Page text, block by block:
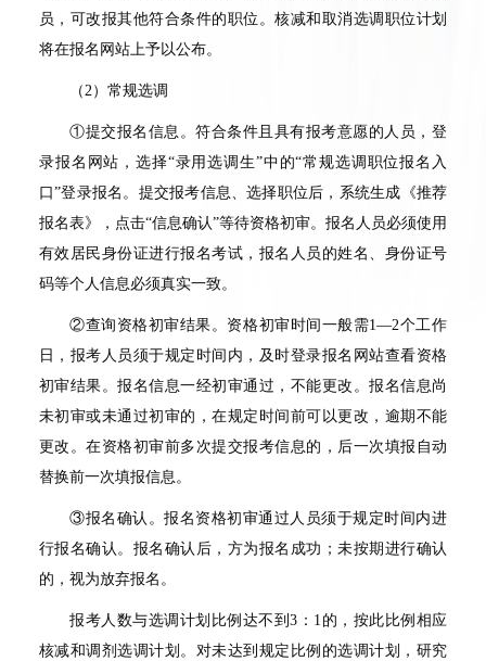
员，可改报其他符合条件的职位。核减和取消选调职位计划
将在报名网站上予以公布。
（2）常规选调
①提交报名信息。符合条件且具有报考意愿的人员，登
录报名网站，选择“录用选调生”中的“常规选调职位报名入
口”登录报名。提交报考信息、选择职位后，系统生成《推荐
报名表》，点击“信息确认”等待资格初审。报名人员必须使用
有效居民身份证进行报名考试，报名人员的姓名、身份证号
码等个人信息必须真实一致。
②查询资格初审结果。资格初审时间一般需1—2个工作
日，报考人员须于规定时间内，及时登录报名网站查看资格
初审结果。报名信息一经初审通过，不能更改。报名信息尚
未初审或未通过初审的，在规定时间前可以更改，逾期不能
更改。在资格初审前多次提交报考信息的，后一次填报自动
替换前一次填报信息。
③报名确认。报名资格初审通过人员须于规定时间内进
行报名确认。报名确认后，方为报名成功；未按期进行确认
的，视为放弃报名。
报考人数与选调计划比例达不到 3 ： 1 的，按此比例相应
核减和调剂选调计划。对未达到规定比例的选调计划，研究